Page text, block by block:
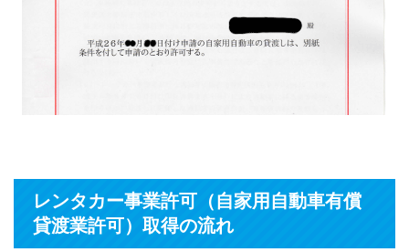
レンタカー事業許可（自家用自動車有償
貸渡業許可）取得の流れ